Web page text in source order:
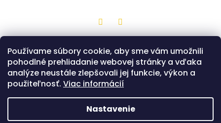
Používame súbory cookie, aby sme vám umožnili
pohodlné prehliadanie webovej stránky a vďaka
analýze neustále zlepšovali jej funkcie, výkon a
použiteľnosť. Viac informácií
Nastavenie
TwitterFacebook
Popis Diskusia
Drevená hračka z bukovej preglejky v tvare malého štítu s
modrou potlačou a motívom čiernej hlavy grifa. Na zadnej
strane je jeden popruh, ktorým sa štít drží. Možnosť výberu
len v prevedení - Bojovník.